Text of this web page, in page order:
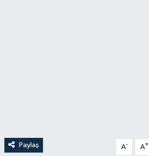
Paylaş A- A+
Yaşam